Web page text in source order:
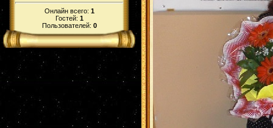
Онлайн всего: 1
Гостей: 1
Пользователей: 0